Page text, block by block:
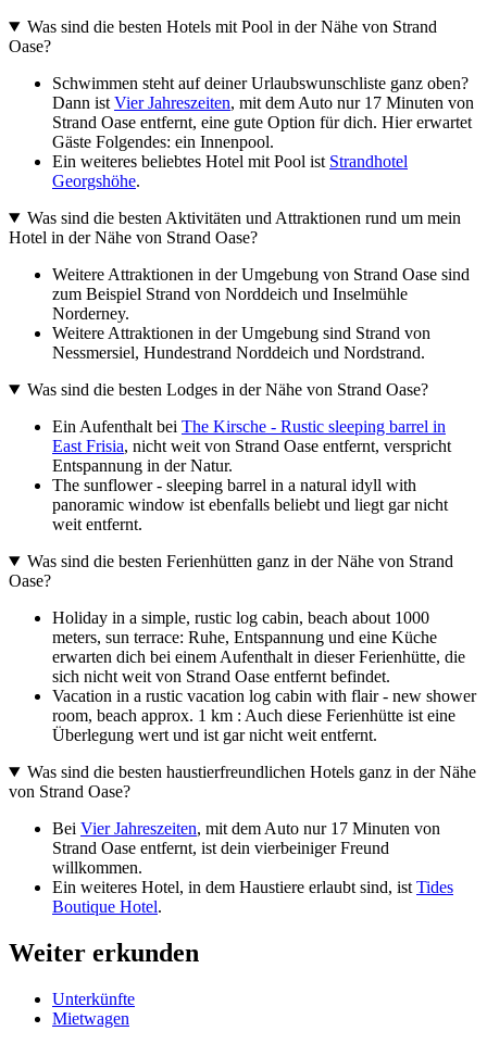
Was sind die besten Hotels mit Pool in der Nähe von Strand
Oase?
Schwimmen steht auf deiner Urlaubswunschliste ganz oben?
Dann ist Vier Jahreszeiten, mit dem Auto nur 17 Minuten von
Strand Oase entfernt, eine gute Option für dich. Hier erwartet
Gäste Folgendes: ein Innenpool.
Ein weiteres beliebtes Hotel mit Pool ist Strandhotel
Georgshöhe.
Was sind die besten Aktivitäten und Attraktionen rund um mein
Hotel in der Nähe von Strand Oase?
Weitere Attraktionen in der Umgebung von Strand Oase sind
zum Beispiel Strand von Norddeich und Inselmühle
Norderney.
Weitere Attraktionen in der Umgebung sind Strand von
Nessmersiel, Hundestrand Norddeich und Nordstrand.
Was sind die besten Lodges in der Nähe von Strand Oase?
Ein Aufenthalt bei The Kirsche - Rustic sleeping barrel in
East Frisia, nicht weit von Strand Oase entfernt, verspricht
Entspannung in der Natur.
The sunflower - sleeping barrel in a natural idyll with
panoramic window ist ebenfalls beliebt und liegt gar nicht
weit entfernt.
Was sind die besten Ferienhütten ganz in der Nähe von Strand
Oase?
Holiday in a simple, rustic log cabin, beach about 1000
meters, sun terrace: Ruhe, Entspannung und eine Küche
erwarten dich bei einem Aufenthalt in dieser Ferienhütte, die
sich nicht weit von Strand Oase entfernt befindet.
Vacation in a rustic vacation log cabin with flair - new shower
room, beach approx. 1 km : Auch diese Ferienhütte ist eine
Überlegung wert und ist gar nicht weit entfernt.
Was sind die besten haustierfreundlichen Hotels ganz in der Nähe
von Strand Oase?
Bei Vier Jahreszeiten, mit dem Auto nur 17 Minuten von
Strand Oase entfernt, ist dein vierbeiniger Freund
willkommen.
Ein weiteres Hotel, in dem Haustiere erlaubt sind, ist Tides
Boutique Hotel.
Weiter erkunden
Unterkünfte
Mietwagen